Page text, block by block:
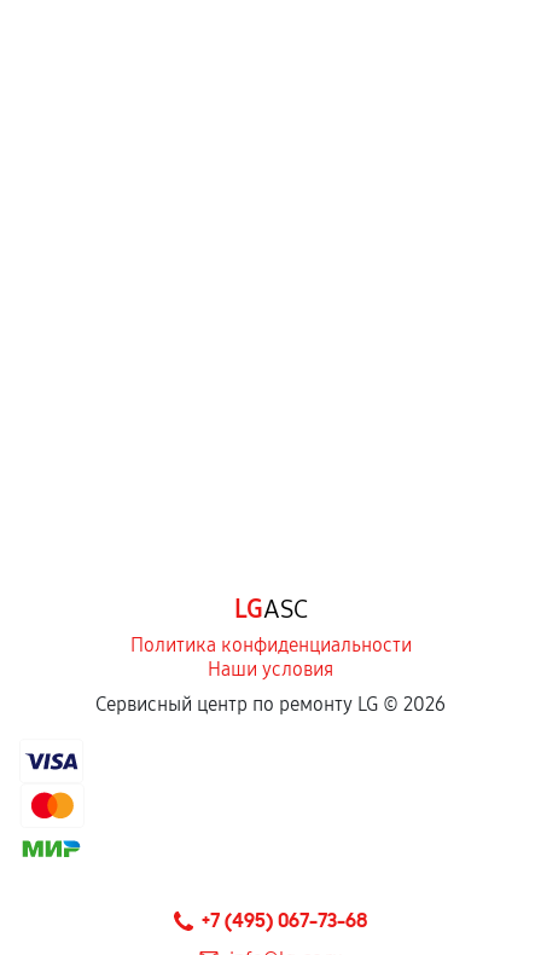
LGASC
Политика конфиденциальности
Наши условия
Сервисный центр по ремонту LG © 2026
+7 (495) 067-73-68